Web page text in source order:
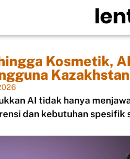
Kosmetik,
Kazakhstan
AI tidak hanya
dan kebutuhan spesifik